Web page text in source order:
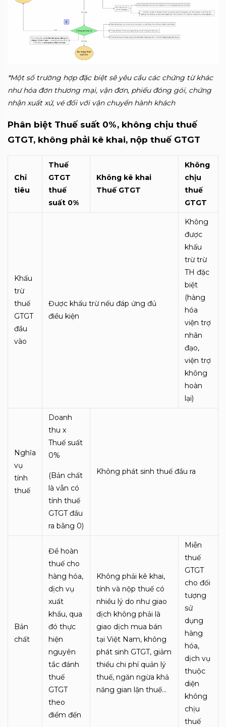
*Một số trường hợp đặc biệt sẽ yêu cầu các chứng từ khác
như hóa đơn thương mại, vận đơn, phiếu đóng gói, chứng
nhận xuất xứ, vé đối với vận chuyển hành khách
Phân biệt Thuế suất 0%, không chịu thuế
GTGT, không phải kê khai, nộp thuế GTGT
Chỉ
tiêu
Thuế
GTGT
thuế
suất 0%
Không kê khai
Thuế GTGT
Không
chịu
thuế
GTGT
Khấu
trừ
thuế
GTGT
đầu
vào
Được khấu trừ nếu đáp ứng đủ
điều kiện
Không
được
khấu
trừ trừ
TH đặc
biệt
(hàng
hóa
viện trợ
nhân
đạo,
viện trợ
không
hoàn
lại)
Nghĩa
vụ
tính
thuế
Doanh
thu x
Thuế suất
0%
(Bản chất
là vẫn có
tính thuế
GTGT đầu
ra bằng 0)
Không phát sinh thuế đầu ra
Bản
chất
Để hoàn
thuế cho
hàng hóa,
dịch vụ
xuất
khẩu, qua
đó thực
hiện
nguyên
tắc đánh
thuế
GTGT
theo
điểm đến
Không phải kê khai,
tính và nộp thuế có
nhiều lý do như giao
dịch không phải là
giao dịch mua bán
tại Việt Nam, không
phát sinh GTGT, giảm
thiểu chi phí quản lý
thuế, ngăn ngừa khả
năng gian lận thuế…
Miễn
thuế
GTGT
cho đối
tượng
sử
dụng
hàng
hóa,
dịch vụ
thuộc
diện
không
chịu
thuế